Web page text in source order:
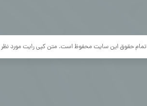
تمام حقوق این سایت محفوظ است. متن کپی رایت مورد نظر